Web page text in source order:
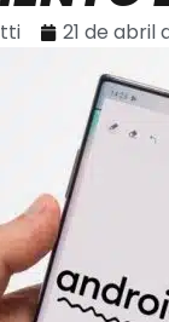
21 de abril